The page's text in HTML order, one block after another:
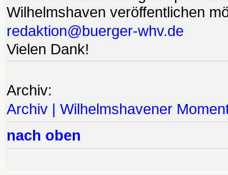
Wilhelmshaven veröffentlichen
redaktion@buerger-whv.de
Vielen Dank!
Archiv:
Archiv | Wilhelmshavener
nach oben